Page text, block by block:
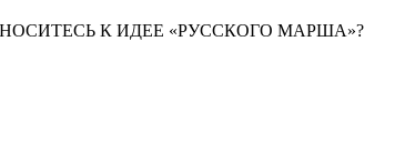
К ИДЕЕ «РУССКОГО МАРША»?